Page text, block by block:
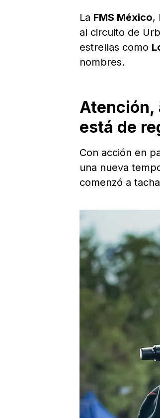
La FMS México,
al circuito de
estrellas como
nombres.
Atención,
está de
Con acción en
una nueva
comenzó a